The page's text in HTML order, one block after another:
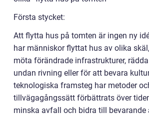
Första stycket:
Att flytta hus på tomten är ingen ny
har människor flyttat hus av olika
möta förändrade infrastrukturer,
undan rivning eller för att bevara
teknologiska framsteg har metoder
tillvägagångssätt förbättrats över
minska avfall och bidra till bevarande